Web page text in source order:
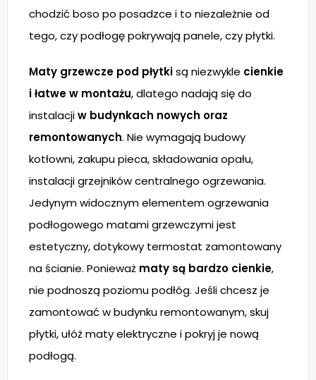
chodzić boso po posadzce i to niezależnie od
tego, czy podłogę pokrywają panele, czy płytki.
Maty grzewcze pod płytkisą niezwykle cienkie
i łatwe w montażu, dlatego nadają się do
instalacjiw budynkach nowych oraz
remontowanych. Nie wymagają budowy
kotłowni, zakupu pieca, składowania opału,
instalacji grzejników centralnego ogrzewania.
Jedynym widocznym elementem ogrzewania
podłogowego matami grzewczymi jest
estetyczny, dotykowy termostat zamontowany
na ścianie. Ponieważ maty są bardzo cienkie,
nie podnoszą poziomu podłóg. Jeśli chcesz je
zamontować w budynku remontowanym, skuj
płytki, ułóż maty elektryczne i pokryj je nową
podłogą.